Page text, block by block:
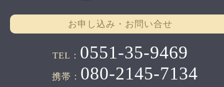
お申し込み・お問い合せ
TEL： 0551-35-9469
携帯： 080-2145-7134